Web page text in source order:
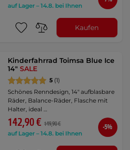
auf Lager – 14.8. bei Ihnen
Kaufen
Kinderfahrrad Toimsa Blue Ice
14"SALE
5 (1)
Schönes Renndesign, 14" aufblasbare
Räder, Balance-Räder, Flasche mit
Halter, ideal …
142,90 € 149,90 €
auf Lager – 14.8. bei Ihnen
-5%